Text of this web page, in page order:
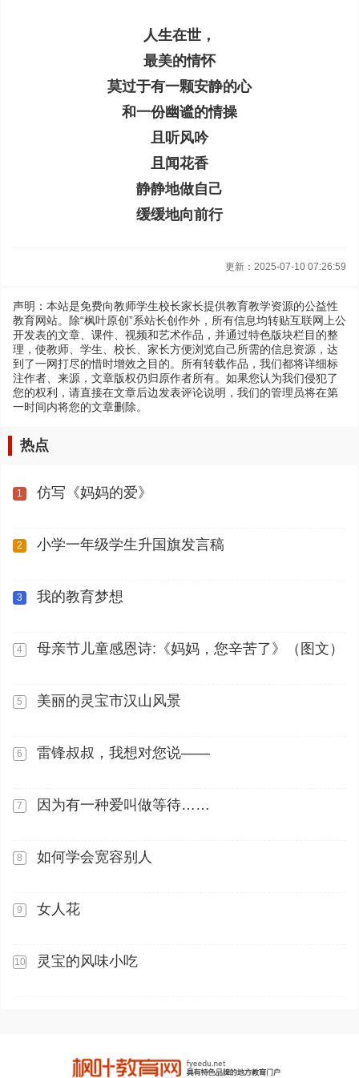
人生在世，
最美的情怀
莫过于有一颗安静的心
和一份幽谧的情操
且听风吟
且闻花香
静静地做自己
缓缓地向前行
更新：2025-07-10 07:26:59
声明：本站是免费向教师学生校长家长提供教育教学资源的公益性
教育网站。除“枫叶原创”系站长创作外，所有信息均转贴互联网上公
开发表的文章、课件、视频和艺术作品，并通过特色版块栏目的整
理，使教师、学生、校长、家长方便浏览自己所需的信息资源，达
到了一网打尽的惜时增效之目的。所有转载作品，我们都将详细标
注作者、来源，文章版权仍归原作者所有。如果您认为我们侵犯了
您的权利，请直接在文章后边发表评论说明，我们的管理员将在第
一时间内将您的文章删除。
热点
1 仿写《妈妈的爱》
2 小学一年级学生升国旗发言稿
3 我的教育梦想
4 母亲节儿童感恩诗:《妈妈，您辛苦了》（图文）
5 美丽的灵宝市汉山风景
6 雷锋叔叔，我想对您说——
7 因为有一种爱叫做等待……
8 如何学会宽容别人
9 女人花
10 灵宝的风味小吃